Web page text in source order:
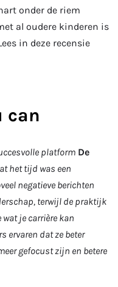
onder de riem
al oudere kinderen is
in deze recensie
can
platform De
het tijd was een
negatieve berichten
terwijl de praktijk
je carrière kan
ervaren dat ze beter
gefocust zijn en betere